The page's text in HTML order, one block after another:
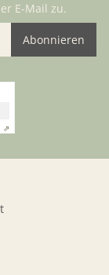
E-Mail zu.
Abonnieren
⇗